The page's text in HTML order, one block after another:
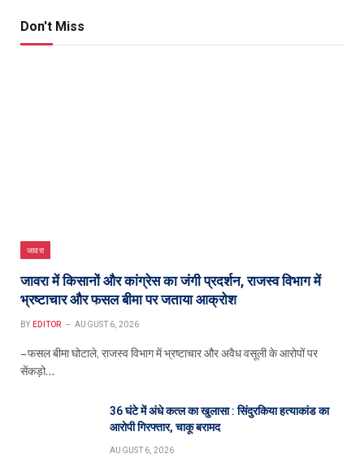
Don't Miss
जावरा
जावरा में किसानों और कांग्रेस का जंगी प्रदर्शन, राजस्व विभाग में
भ्रष्टाचार और फसल बीमा पर जताया आक्रोश
BY EDITOR AUGUST 6, 2026
– फसल बीमा घोटाले, राजस्व विभाग में भ्रष्टाचार और अवैध वसूली के आरोपों पर
सेंकड़ो…
36 घंटे में अंधे कत्ल का खुलासा : सिंदुरकिया हत्याकांड का
आरोपी गिरफ्तार, चाकू बरामद
AUGUST 6, 2026